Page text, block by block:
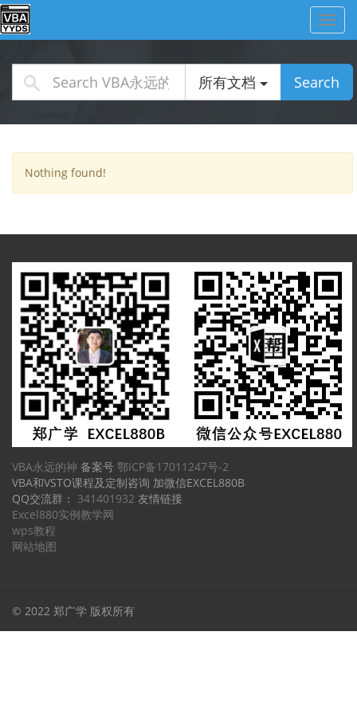
所有文档 Search
Nothing found!
VBA永远的神 备案号 鄂ICP备17011247号-2
VBA和VSTO课程及定制咨询 加微信EXCEL880B
QQ交流群： 341401932 友情链接
Excel880实例教学网
wps教程
网站地图
© 2022 郑广学 版权所有